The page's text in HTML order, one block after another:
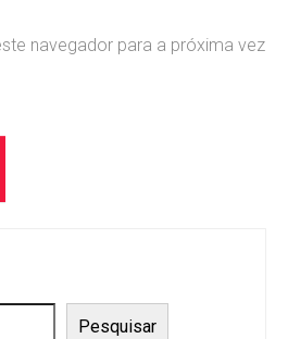
navegador para a próxima vez
Pesquisar